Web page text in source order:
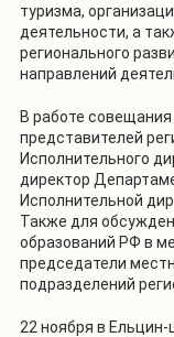
туризма,
деятельности, а
регионального
направлений
В работе
представителей
Исполнительного
директор
Исполнительной
Также для
образований РФ в
председатели
подразделений
22 ноября в